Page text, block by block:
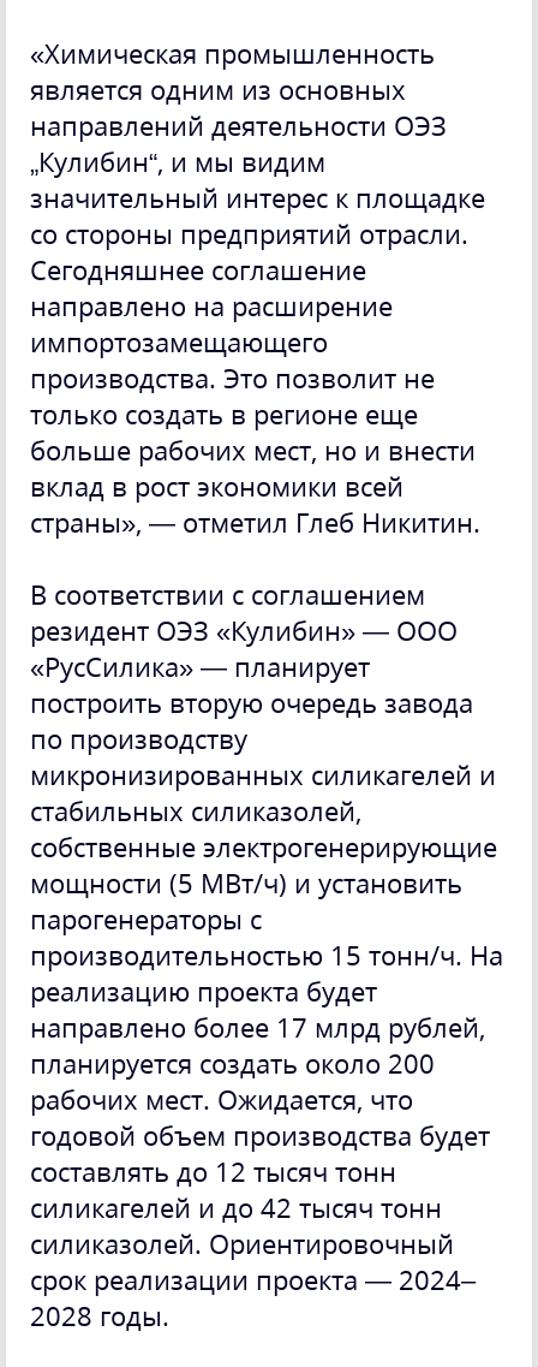
«Химическая промышленность
является одним из основных
направлений деятельности ОЭЗ
„Кулибин“, и мы видим
значительный интерес к площадке
со стороны предприятий отрасли.
Сегодняшнее соглашение
направлено на расширение
импортозамещающего
производства. Это позволит не
только создать в регионе еще
больше рабочих мест, но и внести
вклад в рост экономики всей
страны», — отметил Глеб Никитин.
В соответствии с соглашением
резидент ОЭЗ «Кулибин» — ООО
«РусСилика» — планирует
построить вторую очередь завода
по производству
микронизированных силикагелей и
стабильных силиказолей,
собственные электрогенерирующие
мощности (5 МВт/ч) и установить
парогенераторы с
производительностью 15 тонн/ч. На
реализацию проекта будет
направлено более 17 млрд рублей,
планируется создать около 200
рабочих мест. Ожидается, что
годовой объем производства будет
составлять до 12 тысяч тонн
силикагелей и до 42 тысяч тонн
силиказолей. Ориентировочный
срок реализации проекта — 2024–
2028 годы.